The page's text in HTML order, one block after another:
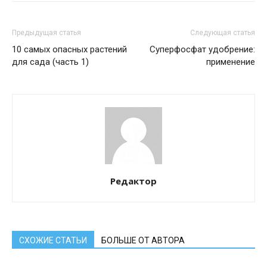
Предыдущая статья
10 самых опасных растений
для сада (часть 1)
Следующая статья
Суперфосфат удобрение:
применение
Редактор
СХОЖИЕ СТАТЬИ БОЛЬШЕ ОТ АВТОРА